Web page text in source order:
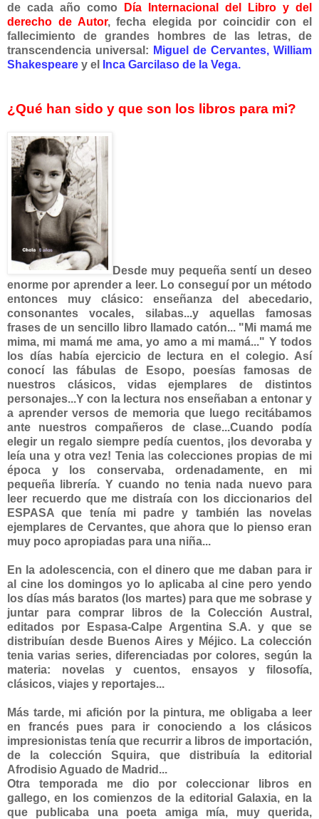
de cada año como
Día Internacional del Libro y del
derecho de Autor, fecha elegida por coincidir con el
fallecimiento de grandes hombres de las letras, de
transcendencia universal: Miguel de Cervantes, William
Shakespeare y el Inca Garcilaso de la Vega.
¿Qué han sido y que son los libros para mi?
Desde muy pequeña sentí un deseo
enorme por aprender a leer. Lo conseguí por un método
entonces muy clásico: enseñanza del abecedario,
consonantes vocales, silabas...y aquellas famosas
frases de un sencillo libro llamado catón... "Mi mamá me
mima, mi mamá me ama, yo amo a mi mamá..." Y todos
los días había ejercicio de lectura en el colegio. Así
conocí las fábulas de Esopo, poesías famosas de
nuestros clásicos, vidas ejemplares de distintos
personajes...Y con la lectura nos enseñaban a entonar y
a aprender versos de memoria que luego recitábamos
ante nuestros compañeros de clase...Cuando podía
elegir un regalo siempre pedía cuentos, ¡los devoraba y
leía una y otra vez! Tenial as colecciones propias de mi
época y los conservaba, ordenadamente, en mi
pequeña librería. Y cuando no tenia nada nuevo para
leer recuerdo que me distraía con los diccionarios del
ESPASA que tenía mi padre y también las novelas
ejemplares de Cervantes, que ahora que lo pienso eran
muy poco apropiadas para una niña...
En la adolescencia, con el dinero que me daban para ir
al cine los domingos yo lo aplicaba al cine pero yendo
los días más baratos (los martes) para que me sobrase y
juntar para comprar libros de la Colección Austral,
editados por Espasa-Calpe Argentina S.A. y que se
distribuían desde Buenos Aires y Méjico. La colección
tenia varias series, diferenciadas por colores, según la
materia: novelas y cuentos, ensayos y filosofía,
clásicos, viajes y reportajes...
Más tarde, mi afición por la pintura, me obligaba a leer
en francés pues para ir conociendo a los clásicos
impresionistas tenía que recurrir a libros de importación,
de la colección Squira, que distribuía la editorial
Afrodisio Aguado de Madrid...
Otra temporada me dio por coleccionar libros en
gallego, en los comienzos de la editorial Galaxia, en la
que publicaba una poeta amiga mía, muy querida,